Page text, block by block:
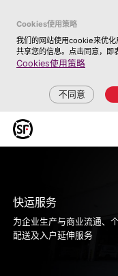
Cookies使用策略
我们的网站使用cookie来优化
共享您的信息。点击同意，即
Cookies使用策略
不同意
快运服务
为企业生产与商业流通、
配送及入户延伸服务